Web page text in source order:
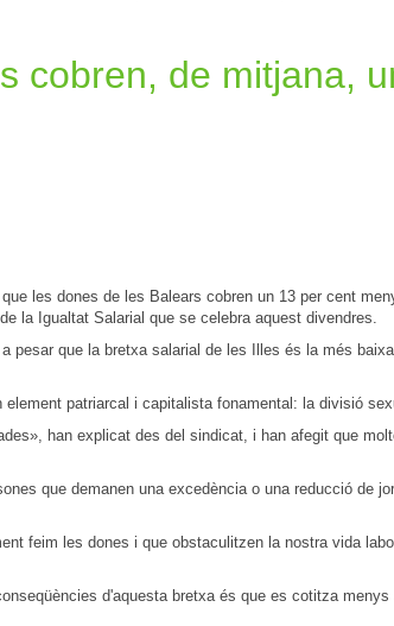
cobren, de mitjana,
les dones de les Balears cobren un 13 per cent
la Igualtat Salarial que se celebra aquest divendres.
pesar que la bretxa salarial de les Illes és la més
patriarcal i capitalista fonamental: la divisió
han explicat des del sindicat, i han afegit que
que demanen una excedència o una reducció de
feim les dones i que obstaculitzen la nostra vida
d'aquesta bretxa és que es cotitza